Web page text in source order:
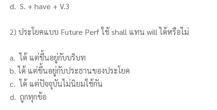
d. S. + have + V.3
2) ประโยคแบบ Future Perf ใช้ shall แทน will ได้หรือไม่
a. ได้ แต่ขึ้นอยู่กับบริบท
b. ได้ แต่ขึ้นอยู่กับประธานของประโยค
c. ได้ แต่ปัจจุบันไม่นิยมใช้กัน
d. ถูกทุกข้อ